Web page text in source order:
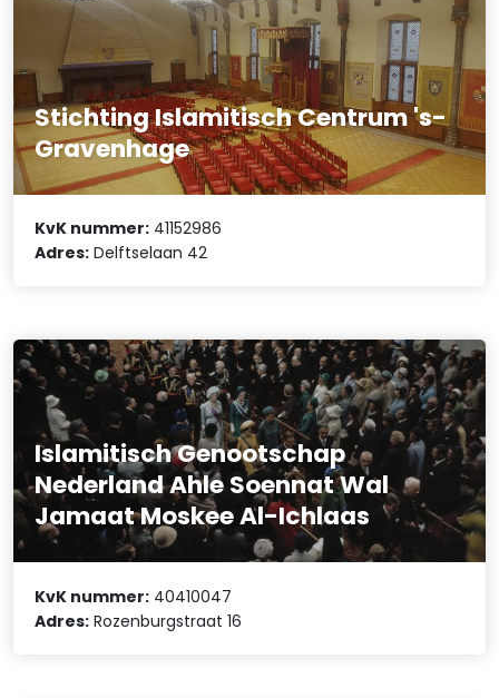
Stichting Islamitisch Centrum 's-
Gravenhage
KvK nummer: 41152986
Adres: Delftselaan 42
Islamitisch Genootschap
Nederland Ahle Soennat Wal
Jamaat Moskee Al-Ichlaas
KvK nummer: 40410047
Adres: Rozenburgstraat 16